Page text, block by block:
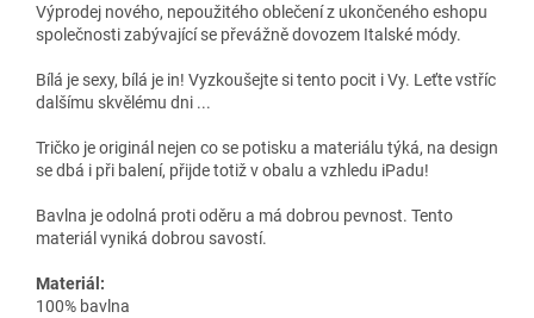
Výprodej nového, nepoužitého oblečení z ukončeného eshopu
společnosti zabývající se převážně dovozem Italské módy.
Bílá je sexy, bílá je in! Vyzkoušejte si tento pocit i Vy. Leťte vstříc
dalšímu skvělému dni ...
Tričko je originál nejen co se potisku a materiálu týká, na design
se dbá i při balení, přijde totiž v obalu a vzhledu iPadu!
Bavlna je odolná proti oděru a má dobrou pevnost. Tento
materiál vyniká dobrou savostí.
Materiál:
100% bavlna